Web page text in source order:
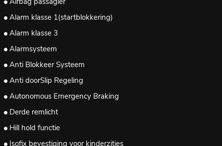
Alarm klasse 1(startblokkering)
Alarm klasse 3
Alarmsysteem
Anti Blokkeer Systeem
Anti doorSlip Regeling
Autonomous Emergency Braking
Derde remlicht
Hill hold functie
Isofix bevestiging voor kinderzitjes